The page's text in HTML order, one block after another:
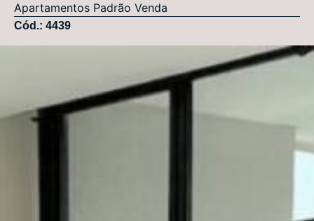
Apartamentos Padrão Venda
Cód.: 4439